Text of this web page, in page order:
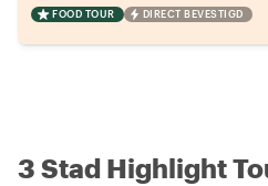
FOOD TOUR DIRECT BEVESTIGD
3 Stad Highlight